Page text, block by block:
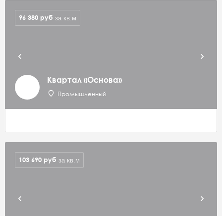
Квартал «Основа»
Промышленный
96 380 руб за кв.м
103 690 руб за кв.м